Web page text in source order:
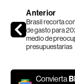
Anterior
Brasil recorta
de gasto para
medio de
presupuestarias
Convierta